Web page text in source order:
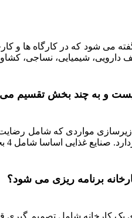
می شود که در کارگاه ها و
دارویی، شیمیایی، نساجی،
و به چند بخش تقسیم
مواردی که شامل
و زمین، بخش تولید کنندگان، بخش پردازش و بخش بازاریابی و تبلیغات
برنامه ریزی می شود؟
شامل تصمیم گیری